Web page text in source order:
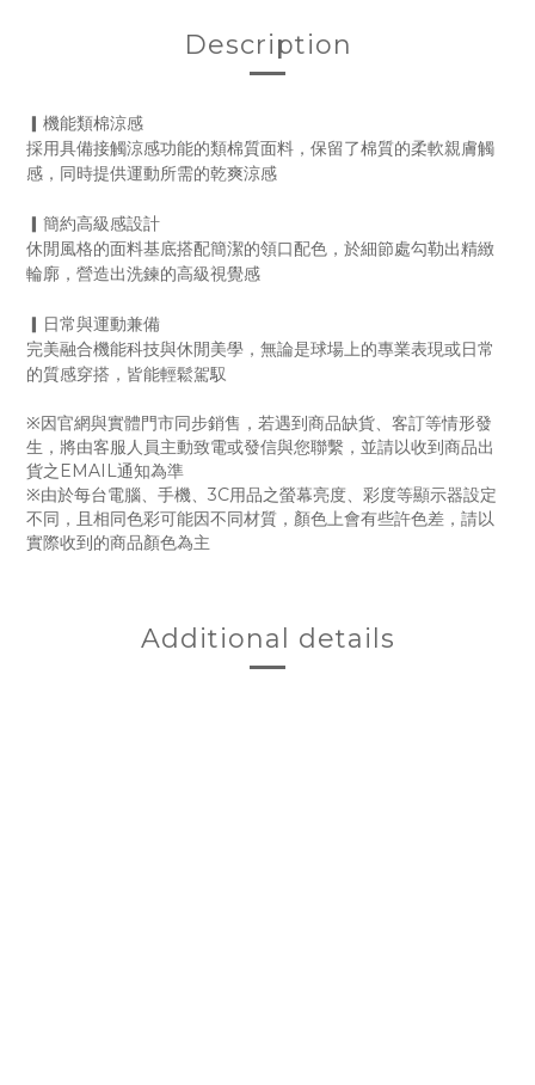
Description
▎機能類棉涼感
採用具備接觸涼感功能的類棉質面料，保留了棉質的柔軟親膚觸
感，同時提供運動所需的乾爽涼感
▎簡約高級感設計
休閒風格的面料基底搭配簡潔的領口配色，於細節處勾勒出精緻
輪廓，營造出洗鍊的高級視覺感
▎日常與運動兼備
完美融合機能科技與休閒美學，無論是球場上的專業表現或日常
的質感穿搭，皆能輕鬆駕馭
※因官網與實體門市同步銷售，若遇到商品缺貨、客訂等情形發
生，將由客服人員主動致電或發信與您聯繫，並請以收到商品出
貨之EMAIL通知為準
※由於每台電腦、手機、3C用品之螢幕亮度、彩度等顯示器設定
不同，且相同色彩可能因不同材質，顏色上會有些許色差，請以
實際收到的商品顏色為主
Additional details